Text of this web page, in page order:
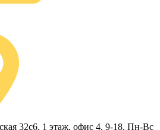
32с6, 1 этаж, офис 4, 9-18, Пн-Вс